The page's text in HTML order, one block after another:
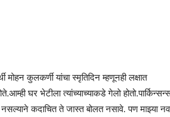
मोहन कुलकर्णी यांचा स्मृतिदिन म्हणूनही लक्षात
घर भेटीला त्यांच्याच्याकडे गेलो
कदाचित ते जास्त बोलत नसावे. पण माझ्या